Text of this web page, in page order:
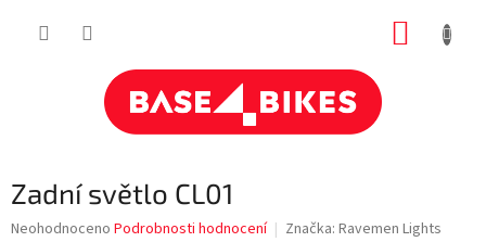
Zadní světlo CL01
Průměrné
Neohodnoceno Podrobnosti hodnocení Značka: Ravemen Lights